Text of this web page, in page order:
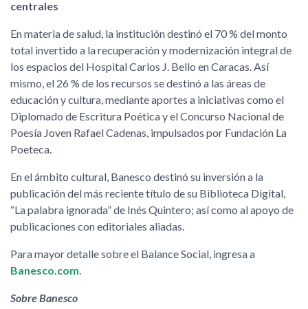
centrales
En materia de salud, la institución destinó el 70 % del monto
total invertido a la recuperación y modernización integral de
los espacios del Hospital Carlos J. Bello en Caracas. Así
mismo, el 26 % de los recursos se destinó a las áreas de
educación y cultura, mediante aportes a iniciativas como el
Diplomado de Escritura Poética y el Concurso Nacional de
Poesía Joven Rafael Cadenas, impulsados por Fundación La
Poeteca.
En el ámbito cultural, Banesco destinó su inversión a la
publicación del más reciente título de su Biblioteca Digital,
“La palabra ignorada” de Inés Quintero; así como al apoyo de
publicaciones con editoriales aliadas.
Para mayor detalle sobre el Balance Social, ingresa a
Banesco.com
Sobre Banesco